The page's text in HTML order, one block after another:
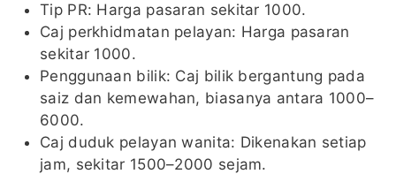
Tip PR: Harga pasaran sekitar 1000.
Caj perkhidmatan pelayan: Harga pasaran
sekitar 1000.
Penggunaan bilik: Caj bilik bergantung pada
saiz dan kemewahan, biasanya antara 1000–
6000.
Caj duduk pelayan wanita: Dikenakan setiap
jam, sekitar 1500–2000 sejam.